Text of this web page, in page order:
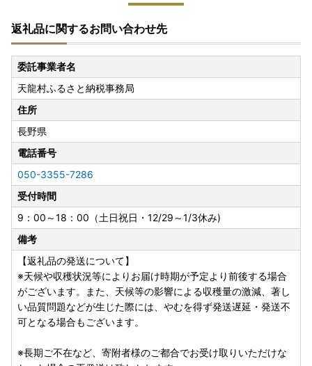
返礼品に関するお問い合わせ先
委託事業者名
天龍村ふるさと納税事務局
住所
長野県
電話番号
050-3355-7286
受付時間
9：00～18：00（土日祝日・12/29～1/3休み)
備考
【返礼品の発送について】
※天候や収穫状況等によりお届け時期が予定より前後する場合
がございます。また、天候等の影響による収穫量の激減、著し
い品質問題などが生じた際には、やむを得ず発送遅延・発送不
可となる場合もございます。
※長期ご不在など、寄附者様のご都合でお受け取りいただけな